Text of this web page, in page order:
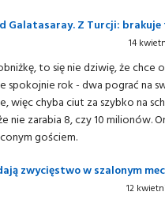
Galatasaray. Z Turcji:
14
to się nie dziwię, że chce
spokojnie rok - dwa pograć na
więc chyba ciut za szybko na
nie zarabia 8, czy 10 milionów.
gościem.
zwycięstwo w szalonym
12